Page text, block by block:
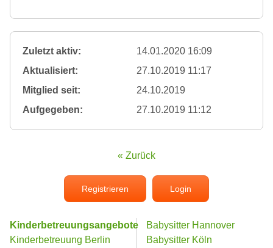
Zuletzt aktiv:
14.01.2020 16:09
Aktualisiert:
27.10.2019 11:17
Mitglied seit:
24.10.2019
Aufgegeben:
27.10.2019 11:12
« Zurück
Registrieren Login
Kinderbetreuungsangebote
Kinderbetreuung Berlin
Babysitter Hannover
Babysitter Köln